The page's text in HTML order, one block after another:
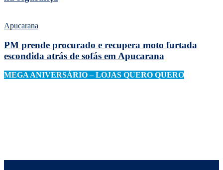
Apucarana
PM prende procurado e recupera moto furtada
escondida atrás de sofás em Apucarana
MEGA ANIVERSÁRIO – LOJAS QUERO QUERO